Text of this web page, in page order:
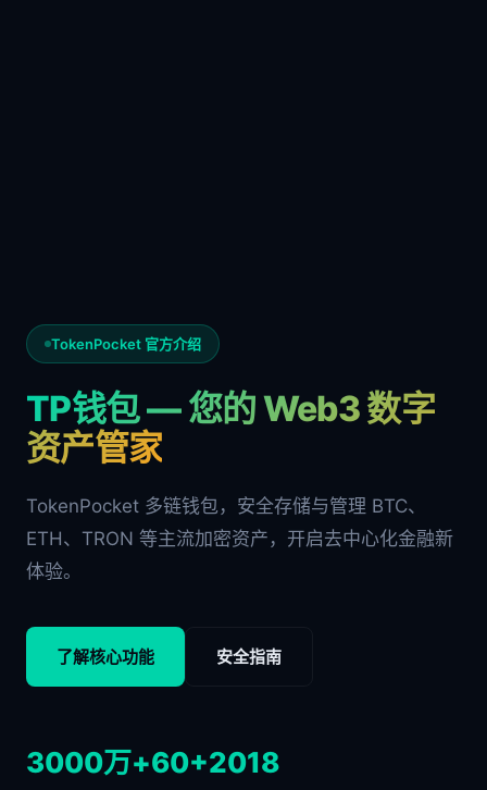
TokenPocket 官方介绍
TP钱包 — 您的 Web3 数字
资产管家
TokenPocket 多链钱包，安全存储与管理 BTC、
ETH、TRON 等主流加密资产，开启去中心化金融新
体验。
了解核心功能 安全指南
3000万+60+2018